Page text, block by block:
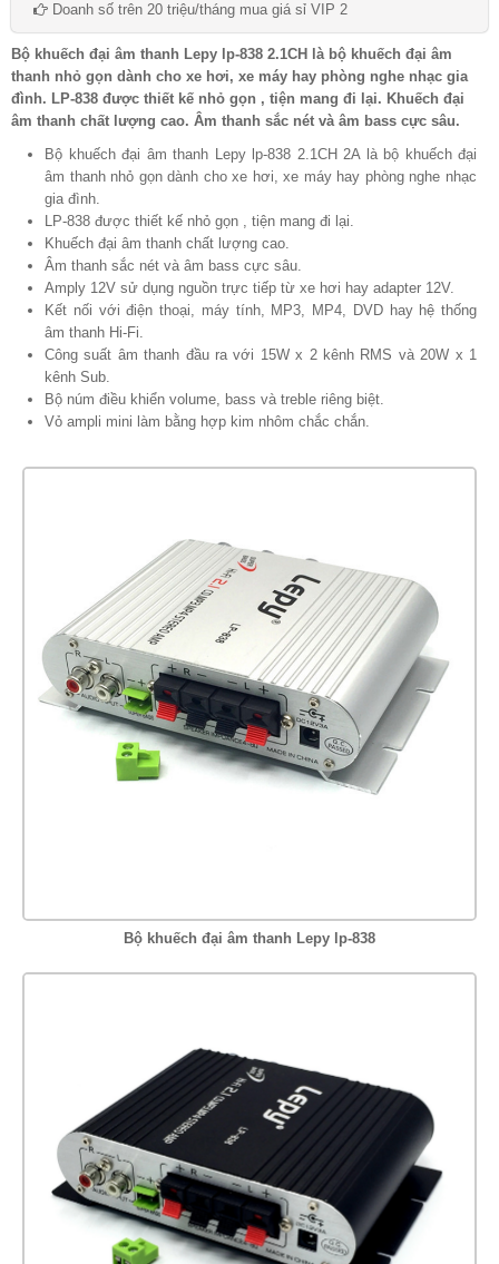
Doanh số trên 20 triệu/tháng mua giá sỉ VIP 2
Bộ khuếch đại âm thanh Lepy lp-838 2.1CH là bộ khuếch đại âm
thanh nhỏ gọn dành cho xe hơi, xe máy hay phòng nghe nhạc gia
đình. LP-838 được thiết kế nhỏ gọn , tiện mang đi lại. Khuếch đại
âm thanh chất lượng cao. Âm thanh sắc nét và âm bass cực sâu.
Bộ khuếch đại âm thanh Lepy lp-838 2.1CH 2A là bộ khuếch đại
âm thanh nhỏ gọn dành cho xe hơi, xe máy hay phòng nghe nhạc
gia đình.
LP-838 được thiết kế nhỏ gọn , tiện mang đi lại.
Khuếch đại âm thanh chất lượng cao.
Âm thanh sắc nét và âm bass cực sâu.
Amply 12V sử dụng nguồn trực tiếp từ xe hơi hay adapter 12V.
Kết nối với điện thoại, máy tính, MP3, MP4, DVD hay hệ thống
âm thanh Hi-Fi.
Công suất âm thanh đầu ra với 15W x 2 kênh RMS và 20W x 1
kênh Sub.
Bộ núm điều khiển volume, bass và treble riêng biệt.
Vỏ ampli mini làm bằng hợp kim nhôm chắc chắn.
Bộ khuếch đại âm thanh Lepy lp-838